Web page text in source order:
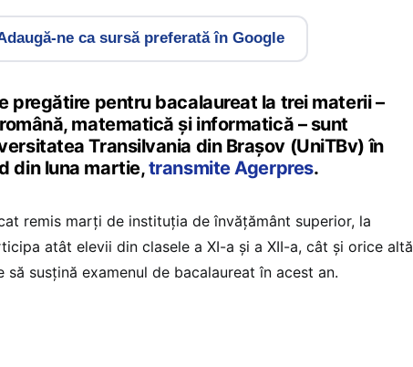
ne ca sursă preferată în Google
pregătire pentru bacalaureat la trei materii –
matematică şi informatică – sunt
Transilvania din Braşov (UniTBv) în
din luna martie,transmite Agerpres.
remis marţi de instituţia de învăţământ superior, la
atât elevii din clasele a XI-a şi a XII-a, cât şi orice altă
să susţină examenul de bacalaureat în acest an.